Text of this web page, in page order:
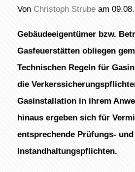
Von Christoph Strubeam
Gebäudeeigentümer bzw.
Gasfeuerstätten obliegen
Technischen Regeln für
die
Gasinstallation in ihrem
hinaus ergeben sich für
entsprechende Prüfungs- und
Instandhaltungspflichten.